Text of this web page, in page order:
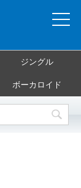
ジングル
ボーカロイド